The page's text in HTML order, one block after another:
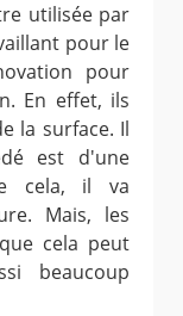
utilisée par
pour le
pour
En effet, ils
la surface. Il
est d'une
cela, il va
Mais, les
cela peut
beaucoup